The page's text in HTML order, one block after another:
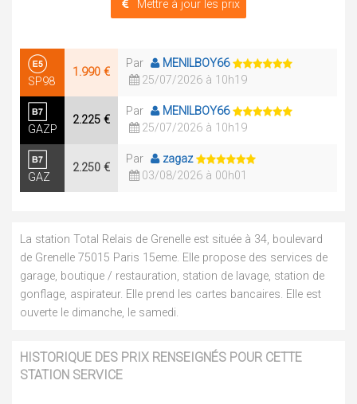
Mettre à jour les prix
SP98
1.990 €
Par
MENILBOY66
25/07/2026 à 10h19
GAZP
2.225 €
Par
MENILBOY66
25/07/2026 à 10h19
GAZ
2.250 €
Par
zagaz
03/08/2026 à 00h01
La station Total Relais de Grenelle est située à 34, boulevard
de Grenelle 75015 Paris 15eme. Elle propose des services de
garage, boutique / restauration, station de lavage, station de
gonflage, aspirateur. Elle prend les cartes bancaires. Elle est
ouverte le dimanche, le samedi.
HISTORIQUE DES PRIX RENSEIGNÉS POUR CETTE
STATION SERVICE